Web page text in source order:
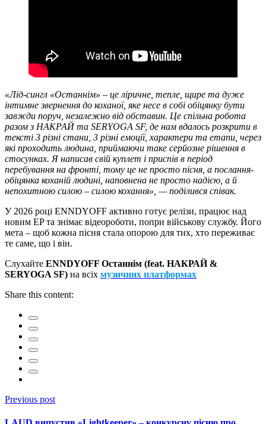
«Лід-сингл «Останнім» – це ліричне, тепле, щире та дуже
інтимне звернення до коханої, яке несе в собі обіцянку бути
завжди поруч, незалежно від обставин. Це спільна робота
разом з НАКРАЙ та SERYOGA SF, де нам вдалось розкрити в
тексті 3 різні стани, 3 різні емоції, характери та етапи, через
які проходить людина, приймаючи таке серйозне рішення в
стосунках. Я написав свій куплет і приспів в період
перебування на фронті, тому це не просто пісня, а послання-
обіцянка коханій людині, наповнена не просто надією, а й
непохитною силою – силою кохання», — поділився співак.
У 2026 році ENNDYOFF активно готує релізи, працює над
новим EP та знімає відеороботи, попри військову службу. Його
мета – щоб кожна пісня стала опорою для тих, хто переживає
те саме, що і він.
Слухайте ENNDYOFF Останнім (feat. НАКРАЙ &
SERYOGA SF) на всіх музичних платформах
Share this content:
Previous post